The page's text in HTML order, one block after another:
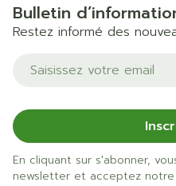
Bulletin
Restez informé des
Adresse mail
En cliquant sur s'abonner,
newsletter et acceptez notre